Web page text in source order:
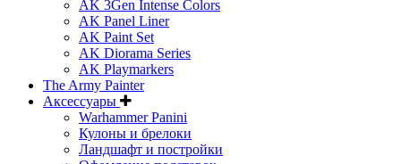
AK 3Gen Intense Colors
AK Panel Liner
AK Paint Set
AK Diorama Series
AK Playmarkers
The Army Painter
Аксессуары
Warhammer Panini
Кулоны и брелоки
Ландшафт и постройки